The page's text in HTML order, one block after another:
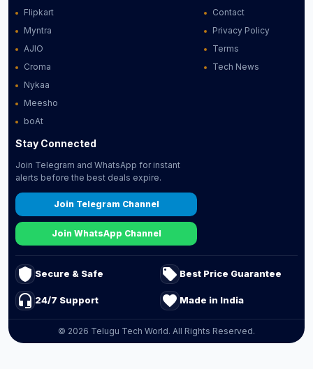
Flipkart
Myntra
AJIO
Croma
Nykaa
Meesho
boAt
Contact
Privacy Policy
Terms
Tech News
Stay Connected
Join Telegram and WhatsApp for instant
alerts before the best deals expire.
Join Telegram Channel
Join WhatsApp Channel
shield Secure & Safe local_offer Best Price Guarantee
headset_mic 24/7 Support favorite Made in India
© 2026 Telugu Tech World. All Rights Reserved.